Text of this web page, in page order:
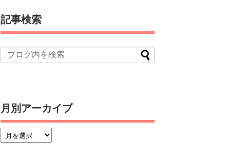
記事検索
月別アーカイブ